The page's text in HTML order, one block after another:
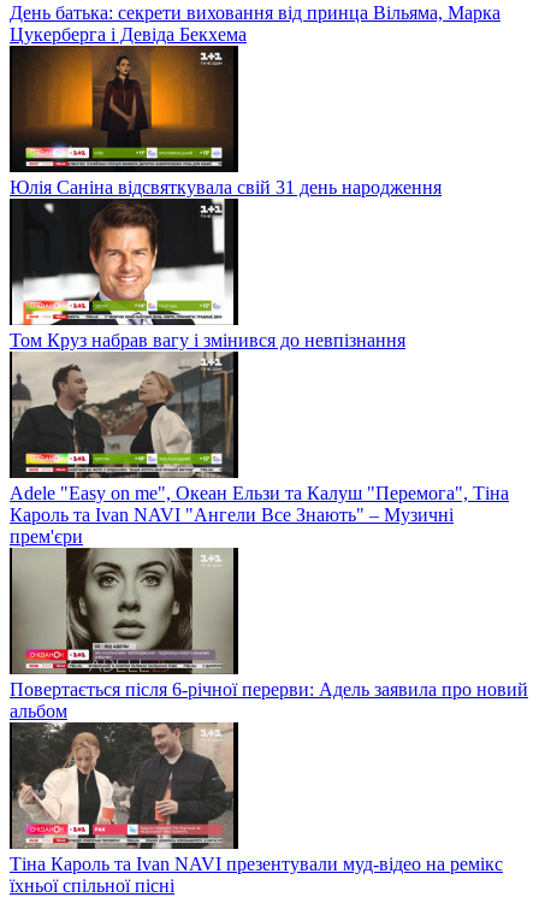
День батька: секрети виховання від принца Вільяма, Марка
Цукерберга і Девіда Бекхема
Юлія Саніна відсвяткувала свій 31 день народження
Том Круз набрав вагу і змінився до невпізнання
Adele "Easy on me", Океан Ельзи та Калуш "Перемога", Тіна
Кароль та Ivan NAVI "Ангели Все Знають" – Музичні
прем'єри
Повертається після 6-річної перерви: Адель заявила про новий
альбом
Тіна Кароль та Ivan NAVI презентували муд-відео на ремікс
їхньої спільної пісні